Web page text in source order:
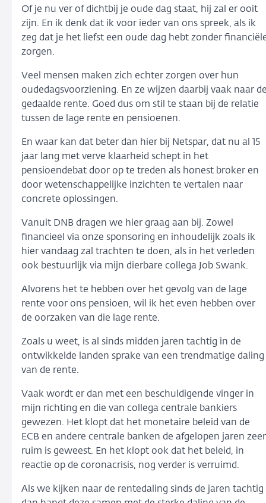
Of je nu ver of dichtbij je oude dag staat, hij zal er ooit
zijn. En ik denk dat ik voor ieder van ons spreek, als ik
zeg dat je het liefst een oude dag hebt zonder
zorgen.
Veel mensen maken zich echter zorgen over hun
oudedagsvoorziening. En ze wijzen daarbij vaak naar
gedaalde rente. Goed dus om stil te staan bij de relatie
tussen de lage rente en pensioenen.
En waar kan dat beter dan hier bij Netspar, dat nu al 15
jaar lang met verve klaarheid schept in het
pensioendebat door op te treden als honest broker en
door wetenschappelijke inzichten te vertalen naar
concrete oplossingen.
Vanuit DNB dragen we hier graag aan bij. Zowel
financieel via onze sponsoring en inhoudelijk zoals ik
hier vandaag zal trachten te doen, als in het verleden
ook bestuurlijk via mijn dierbare collega Job Swank.
Alvorens het te hebben over het gevolg van de lage
rente voor ons pensioen, wil ik het even hebben over
de oorzaken van die lage rente.
Zoals u weet, is al sinds midden jaren tachtig in de
ontwikkelde landen sprake van een trendmatige daling
van de rente.
Vaak wordt er dan met een beschuldigende vinger in
mijn richting en die van collega centrale bankiers
gewezen. Het klopt dat het monetaire beleid van de
ECB en andere centrale banken de afgelopen jaren zeer
ruim is geweest. En het klopt ook dat het beleid, in
reactie op de coronacrisis, nog verder is verruimd.
Als we kijken naar de rentedaling sinds de jaren tachtig